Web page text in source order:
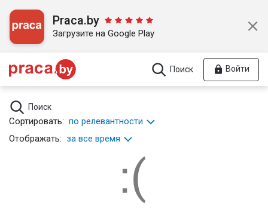
Praca.by
Загрузите на Google Play
Поиск Войти
Поиск
Сортировать: по релевантности
Отображать: за все время